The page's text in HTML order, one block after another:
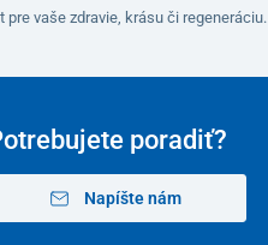
vaše zdravie, krásu či regeneráciu.
poradiť?
Napíšte nám